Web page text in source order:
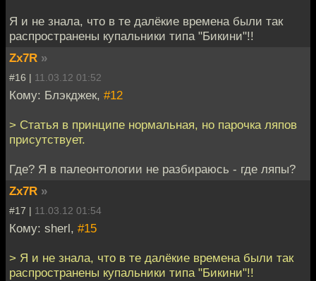
Я и не знала, что в те далёкие времена были так
распространены купальники типа "Бикини"!!
Zx7R »
#16 | 11.03.12 01:52
Кому: Блэкджек, #12
> Статья в принципе нормальная, но парочка ляпов
присутствует.
Где? Я в палеонтологии не разбираюсь - где ляпы?
Zx7R »
#17 | 11.03.12 01:54
Кому: sherl, #15
> Я и не знала, что в те далёкие времена были так
распространены купальники типа "Бикини"!!